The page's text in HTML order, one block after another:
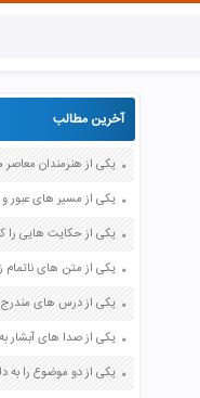
آخرین مطالب